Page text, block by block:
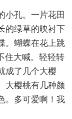
小孔。一片花田
的绿草的映衬下
。蝴蝶在花上跳
住大喊。轻轻转
成了几个大樱
大樱桃有几种颜
。多可爱啊！我